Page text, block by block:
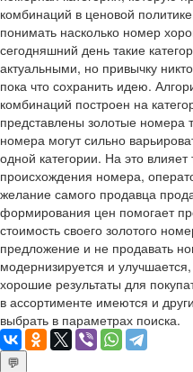
комбинаций в ценовой
понимать насколько номер
сегодняшний день такие
актуальными, но привычку
пока что сохранить идею.
комбинаций построен на
представлены золотые
номера могут сильно
одной категории. На это
происхождения номера,
желание самого продавца
формирования цен помогает
стоимость своего золотого
предложение и не продавать
модернизируется и
хорошие результаты для
в ассортименте имеются и
выбрать в параметрах поиска.
💬